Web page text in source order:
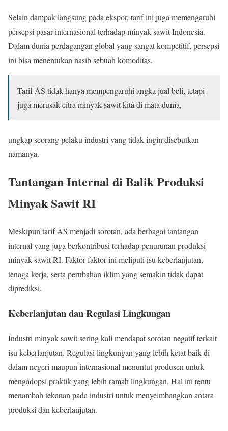
Selain dampak langsung pada ekspor, tarif ini juga memengaruhi
persepsi pasar internasional terhadap minyak sawit Indonesia.
Dalam dunia perdagangan global yang sangat kompetitif, persepsi
ini bisa menentukan nasib sebuah komoditas.
Tarif AS tidak hanya mempengaruhi angka jual beli, tetapi
juga merusak citra minyak sawit kita di mata dunia,
ungkap seorang pelaku industri yang tidak ingin disebutkan
namanya.
Tantangan Internal di Balik Produksi
Minyak Sawit RI
Meskipun tarif AS menjadi sorotan, ada berbagai tantangan
internal yang juga berkontribusi terhadap penurunan produksi
minyak sawit RI. Faktor-faktor ini meliputi isu keberlanjutan,
tenaga kerja, serta perubahan iklim yang semakin tidak dapat
diprediksi.
Keberlanjutan dan Regulasi Lingkungan
Industri minyak sawit sering kali mendapat sorotan negatif terkait
isu keberlanjutan. Regulasi lingkungan yang lebih ketat baik di
dalam negeri maupun internasional menuntut produsen untuk
mengadopsi praktik yang lebih ramah lingkungan. Hal ini tentu
menambah tekanan pada industri untuk menyeimbangkan antara
produksi dan keberlanjutan.